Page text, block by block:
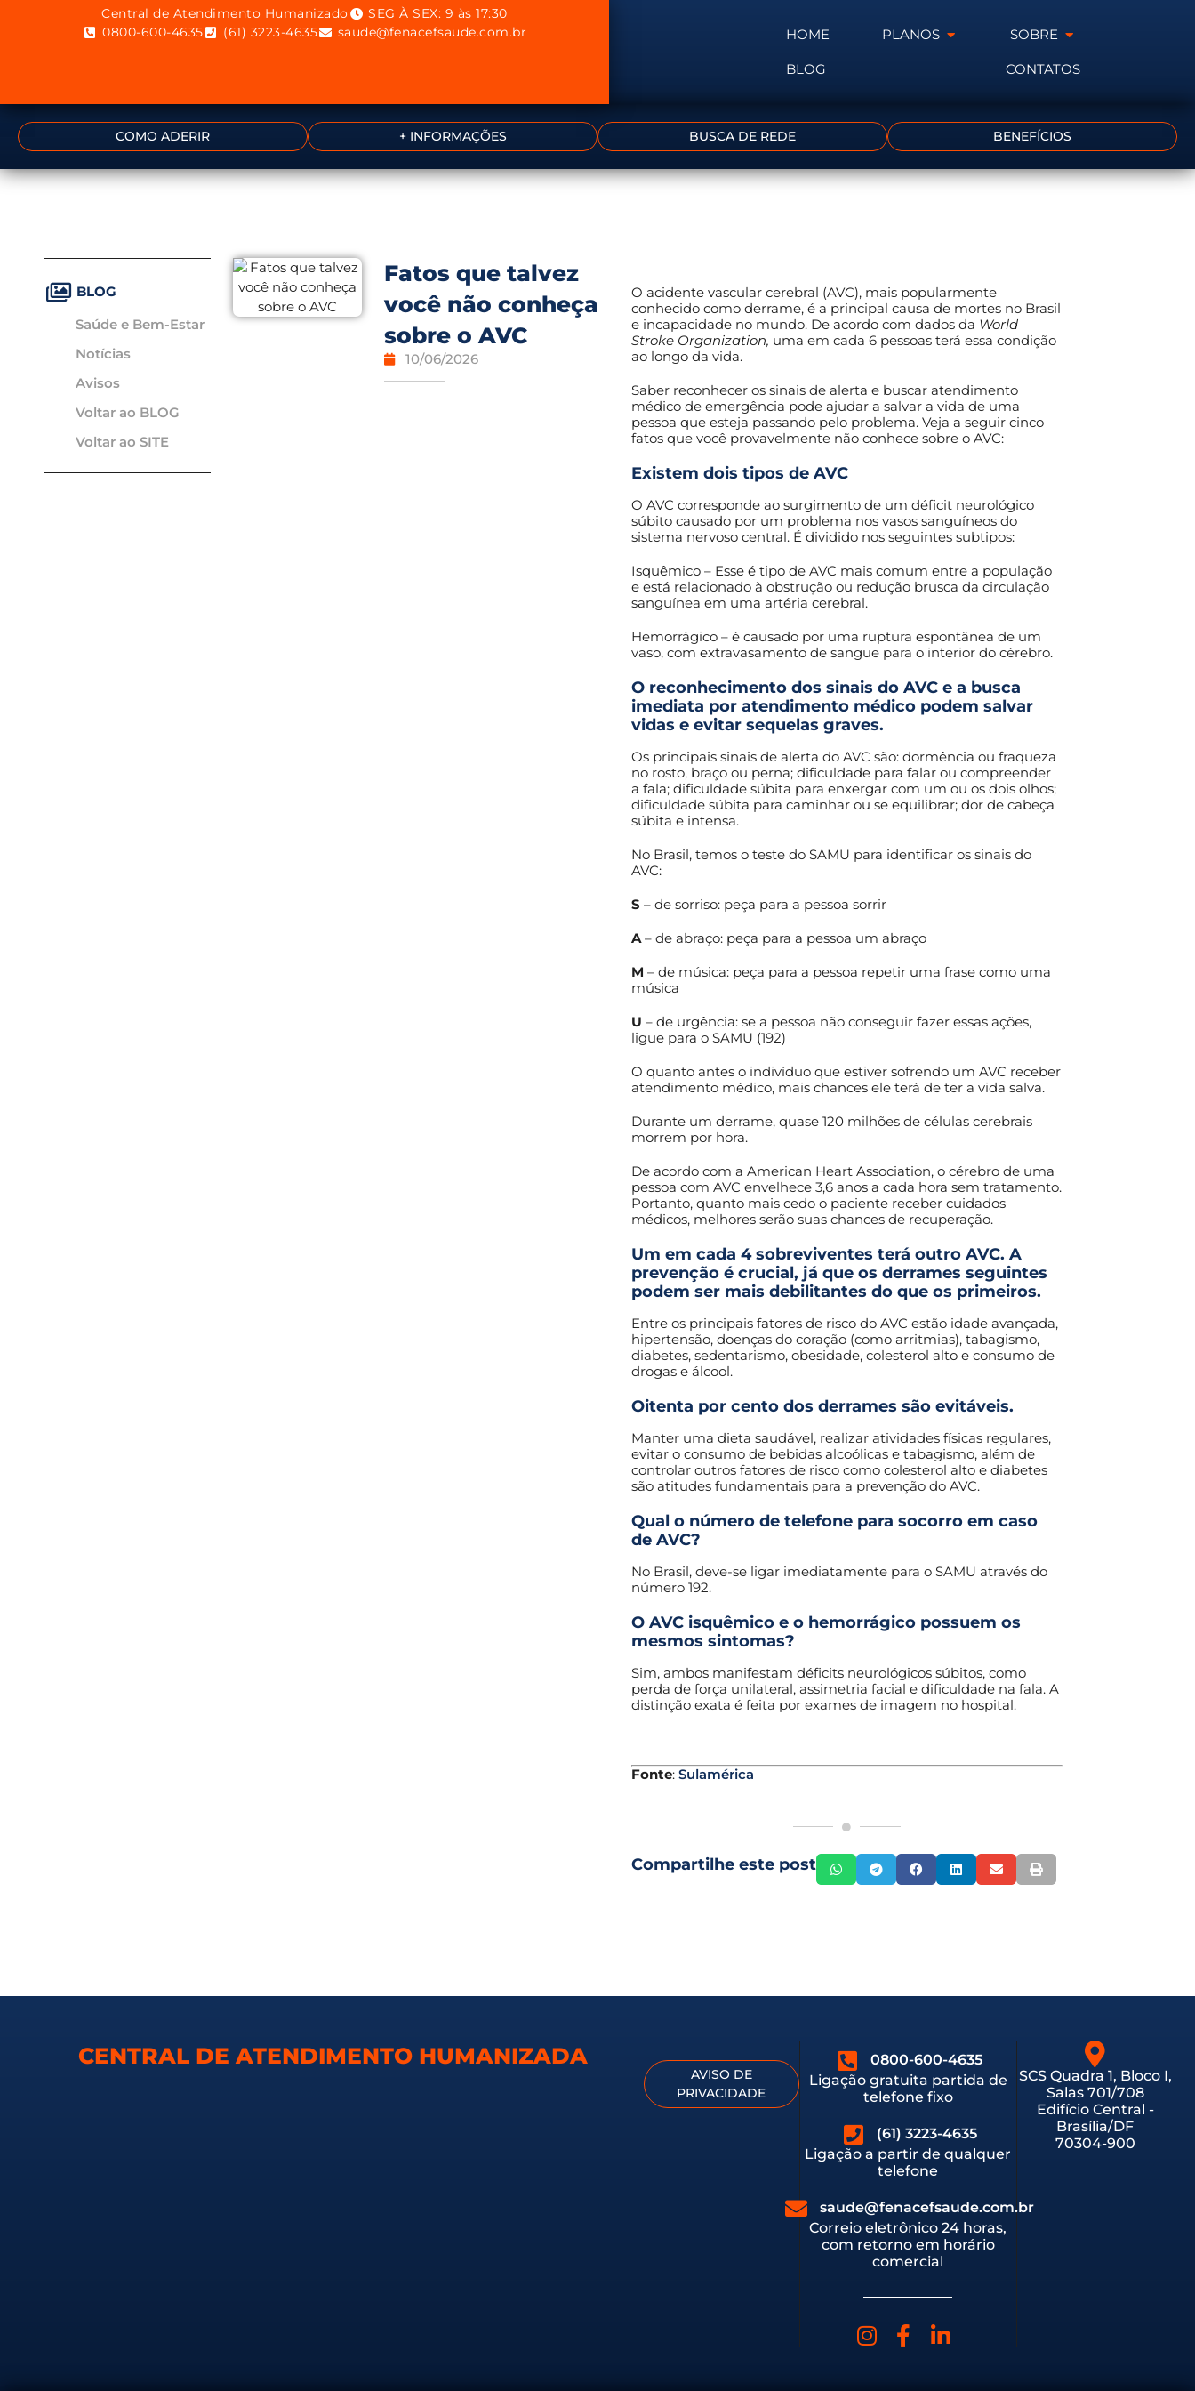
Central de Atendimento Humanizado
SEG À SEX: 9 às 17:30
0800-600-4635
(61) 3223-4635 saude@fenacefsaude.com.br HOME PLANOS SOBRE
BLOG CONTATOS
COMO ADERIR + INFORMAÇÕES BUSCA DE REDE BENEFÍCIOS
BLOG
Saúde e Bem-Estar
Notícias
Avisos
Voltar ao BLOG
Voltar ao SITE
Fatos que talvez
você não conheça
sobre o AVC
10/06/2026
O acidente vascular cerebral (AVC), mais popularmente
conhecido como derrame, é a principal causa de mortes no Brasil
e incapacidade no mundo. De acordo com dados da World
Stroke Organization, uma em cada 6 pessoas terá essa condição
ao longo da vida.
Saber reconhecer os sinais de alerta e buscar atendimento
médico de emergência pode ajudar a salvar a vida de uma
pessoa que esteja passando pelo problema. Veja a seguir cinco
fatos que você provavelmente não conhece sobre o AVC:
Existem dois tipos de AVC
O AVC corresponde ao surgimento de um déficit neurológico
súbito causado por um problema nos vasos sanguíneos do
sistema nervoso central. É dividido nos seguintes subtipos:
Isquêmico – Esse é tipo de AVC mais comum entre a população
e está relacionado à obstrução ou redução brusca da circulação
sanguínea em uma artéria cerebral.
Hemorrágico – é causado por uma ruptura espontânea de um
vaso, com extravasamento de sangue para o interior do cérebro.
O reconhecimento dos sinais do AVC e a busca
imediata por atendimento médico podem salvar
vidas e evitar sequelas graves.
Os principais sinais de alerta do AVC são: dormência ou fraqueza
no rosto, braço ou perna; dificuldade para falar ou compreender
a fala; dificuldade súbita para enxergar com um ou os dois olhos;
dificuldade súbita para caminhar ou se equilibrar; dor de cabeça
súbita e intensa.
No Brasil, temos o teste do SAMU para identificar os sinais do
AVC:
S – de sorriso: peça para a pessoa sorrir
A– de abraço: peça para a pessoa um abraço
M – de música: peça para a pessoa repetir uma frase como uma
música
U – de urgência: se a pessoa não conseguir fazer essas ações,
ligue para o SAMU (192)
O quanto antes o indivíduo que estiver sofrendo um AVC receber
atendimento médico, mais chances ele terá de ter a vida salva.
Durante um derrame, quase 120 milhões de células cerebrais
morrem por hora.
De acordo com a American Heart Association, o cérebro de uma
pessoa com AVC envelhece 3,6 anos a cada hora sem tratamento.
Portanto, quanto mais cedo o paciente receber cuidados
médicos, melhores serão suas chances de recuperação.
Um em cada 4 sobreviventes terá outro AVC. A
prevenção é crucial, já que os derrames seguintes
podem ser mais debilitantes do que os primeiros.
Entre os principais fatores de risco do AVC estão idade avançada,
hipertensão, doenças do coração (como arritmias), tabagismo,
diabetes, sedentarismo, obesidade, colesterol alto e consumo de
drogas e álcool.
Oitenta por cento dos derrames são evitáveis.
Manter uma dieta saudável, realizar atividades físicas regulares,
evitar o consumo de bebidas alcoólicas e tabagismo, além de
controlar outros fatores de risco como colesterol alto e diabetes
são atitudes fundamentais para a prevenção do AVC.
Qual o número de telefone para socorro em caso
de AVC?
No Brasil, deve-se ligar imediatamente para o SAMU através do
número 192.
O AVC isquêmico e o hemorrágico possuem os
mesmos sintomas?
Sim, ambos manifestam déficits neurológicos súbitos, como
perda de força unilateral, assimetria facial e dificuldade na fala. A
distinção exata é feita por exames de imagem no hospital.
Fonte: Sulamérica
Compartilhe este post
CENTRAL DE ATENDIMENTO HUMANIZADA
AVISO DE
PRIVACIDADE
0800-600-4635
Ligação gratuita partida de
telefone fixo
(61) 3223-4635
Ligação a partir de qualquer
telefone
saude@fenacefsaude.com.br
Correio eletrônico 24 horas,
com retorno em horário
comercial
SCS Quadra 1, Bloco I,
Salas 701/708
Edifício Central -
Brasília/DF
70304-900